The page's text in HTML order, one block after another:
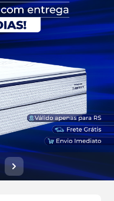
Próximo